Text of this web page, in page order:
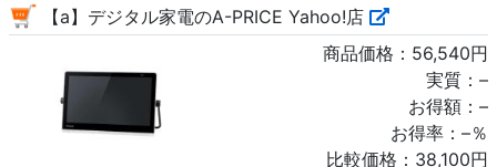
【a】デジタル家電のA-PRICE Yahoo!店
商品価格： 56,540円
実質： –
お得額： –
お得率： –％
比較価格： 38,100円